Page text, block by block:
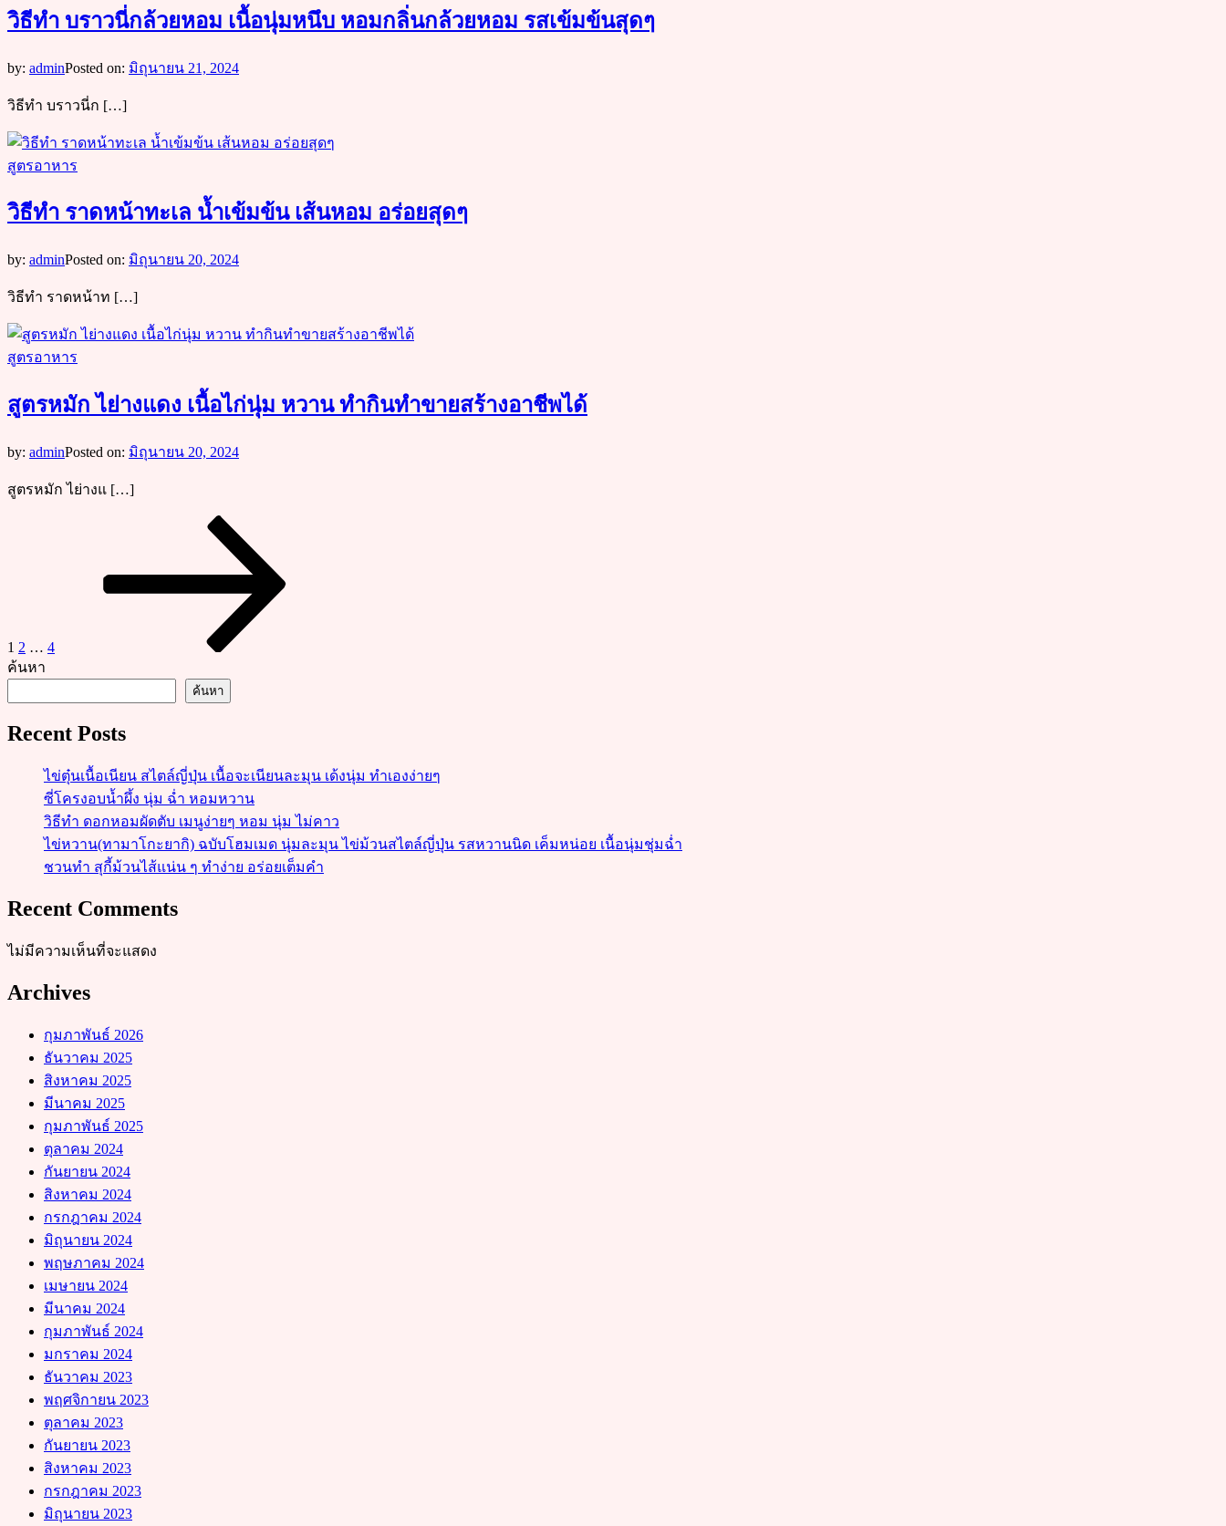
วิธีทำ บราวนี่กล้วยหอม​ เนื้อนุ่มหนึบ หอมกลิ่นกล้วยหอม รสเข้มข้นสุดๆ
by: adminPosted on: มิถุนายน 21, 2024
วิธีทำ บราวนี่ก […]
สูตรอาหาร
วิธีทำ ราดหน้าทะเล น้ำเข้มข้น เส้นหอม อร่อยสุดๆ
by: adminPosted on: มิถุนายน 20, 2024
วิธีทำ ราดหน้าท […]
สูตรอาหาร
สูตรหมัก ไย่างแดง เนื้อไก่นุ่ม หวาน ทำกินทำขายสร้างอาชีพได้
by: adminPosted on: มิถุนายน 20, 2024
สูตรหมัก ไย่างแ […]
1 2 … 4
ค้นหา
ค้นหา
Recent Posts
ไข่ตุ๋นเนื้อเนียน สไตล์ญี่ปุ่น เนื้อจะเนียนละมุน เด้งนุ่ม ทำเองง่ายๆ
ซี่โครงอบน้ำผึ้ง นุ่ม ฉ่ำ หอมหวาน
วิธีทำ ดอกหอมผัดตับ เมนูง่ายๆ หอม นุ่ม ไม่คาว
ไข่หวาน(ทามาโกะยากิ) ฉบับโฮมเมด นุ่มละมุน ไข่ม้วนสไตล์ญี่ปุ่น รสหวานนิด เค็มหน่อย เนื้อนุ่มชุ่มฉ่ำ
ชวนทำ สุกี้ม้วนไส้แน่น ๆ ทำง่าย อร่อยเต็มคำ
Recent Comments
ไม่มีความเห็นที่จะแสดง
Archives
กุมภาพันธ์ 2026
ธันวาคม 2025
สิงหาคม 2025
มีนาคม 2025
กุมภาพันธ์ 2025
ตุลาคม 2024
กันยายน 2024
สิงหาคม 2024
กรกฎาคม 2024
มิถุนายน 2024
พฤษภาคม 2024
เมษายน 2024
มีนาคม 2024
กุมภาพันธ์ 2024
มกราคม 2024
ธันวาคม 2023
พฤศจิกายน 2023
ตุลาคม 2023
กันยายน 2023
สิงหาคม 2023
กรกฎาคม 2023
มิถุนายน 2023